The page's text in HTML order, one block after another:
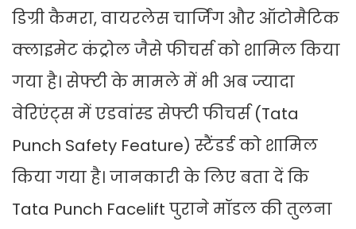
डिग्री कैमरा, वायरलेस चार्जिंग और ऑटोमैटिक
क्लाइमेट कंट्रोल जैसे फीचर्स को शामिल किया
गया है। सेफ्टी के मामले में भी अब ज्यादा
वेरिएंट्स में एडवांस्ड सेफ्टी फीचर्स (Tata
Punch Safety Feature) स्टैंडर्ड को शामिल
किया गया है। जानकारी के लिए बता दें कि
Tata Punch Facelift पुराने मॉडल की तुलना